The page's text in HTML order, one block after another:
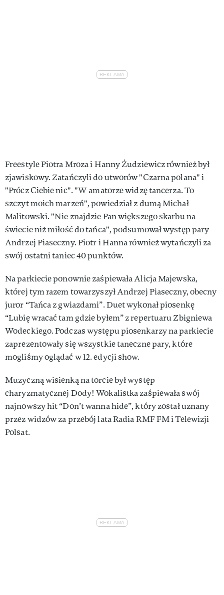
Freestyle Piotra Mroza i Hanny Żudziewicz również był
zjawiskowy. Zatańczyli do utworów "Czarna polana" i
"Prócz Ciebie nic". "W amatorze widzę tancerza. To
szczyt moich marzeń", powiedział z dumą Michał
Malitowski. "Nie znajdzie Pan większego skarbu na
świecie niż miłość do tańca", podsumował występ pary
Andrzej Piaseczny. Piotr i Hanna również wytańczyli za
swój ostatni taniec 40 punktów.
Na parkiecie ponownie zaśpiewała Alicja Majewska,
której tym razem towarzyszył Andrzej Piaseczny, obecny
juror “Tańca z gwiazdami”. Duet wykonał piosenkę
“Lubię wracać tam gdzie byłem” z repertuaru Zbigniewa
Wodeckiego. Podczas występu piosenkarzy na parkiecie
zaprezentowały się wszystkie taneczne pary, które
mogliśmy oglądać w 12. edycji show.
Muzyczną wisienką na torcie był występ
charyzmatycznej Dody! Wokalistka zaśpiewała swój
najnowszy hit “Don’t wanna hide”, który został uznany
przez widzów za przebój lata Radia RMF FM i Telewizji
Polsat.